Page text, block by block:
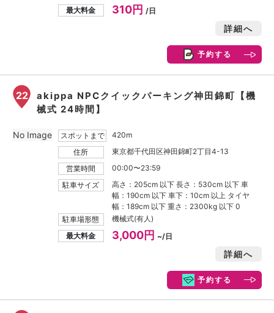
最大料金 310円/日
詳細へ
予約する
22
akippa NPCクイックパーキング神田錦町【機
械式 24時間】
スポットまで
420m
住所
東京都千代田区神田錦町2丁目4-13
営業時間
00:00〜23:59
駐車サイズ
高さ：205cm 以下 長さ：530cm 以下 車
幅：190cm 以下 車下：10cm 以上 タイヤ
幅：189cm 以下 重さ：2300kg 以下 0
駐車場形態
機械式(有人)
最大料金
3,000円 ~/日
詳細へ
予約する
No Image